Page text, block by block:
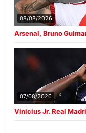
08/08/2026
Arsenal, Bruno
07/08/2026
Vinicius Jr. Real